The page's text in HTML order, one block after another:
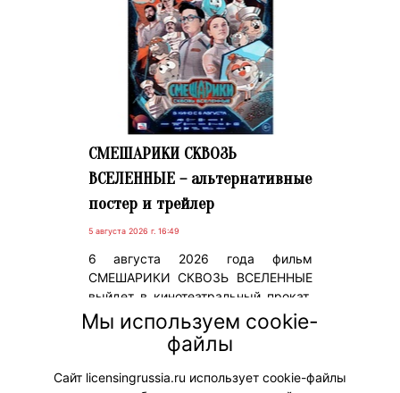
СМЕШАРИКИ СКВОЗЬ
ВСЕЛЕННЫЕ – альтернативные
постер и трейлер
5 августа 2026 г. 16:49
6 августа 2026 года фильм
СМЕШАРИКИ СКВОЗЬ ВСЕЛЕННЫЕ
выйдет в кинотеатральный прокат.
Кинокомпания ВОЛЬГА и ГК «Рики»
представляют альтернативные
постер и трейлер фантастического
игрового фильма.
Мы используем cookie-
файлы
Сайт licensingrussia.ru использует cookie-файлы